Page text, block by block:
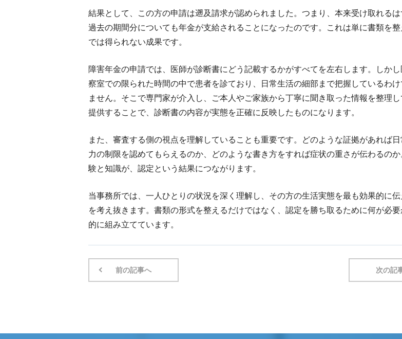
結果として、この方の申請は遡及請求が認められました。つまり、本来受け取れるは
過去の期間分についても年金が支給されることになったのです。これは単に書類を
では得られない成果です。
障害年金の申請では、医師が診断書にどう記載するかがすべてを左右します。しか
察室での限られた時間の中で患者を診ており、日常生活の細部まで把握しているわけ
ません。そこで専門家が介入し、ご本人やご家族から丁寧に聞き取った情報を整理し
提供することで、診断書の内容が実態を正確に反映したものになります。
また、審査する側の視点を理解していることも重要です。どのような証拠があれば
力の制限を認めてもらえるのか、どのような書き方をすれば症状の重さが伝わるの
験と知識が、認定という結果につながります。
当事務所では、一人ひとりの状況を深く理解し、その方の生活実態を最も効果的に
を考え抜きます。書類の形式を整えるだけではなく、認定を勝ち取るために何が必
的に組み立てています。
前の記事へ 次の記